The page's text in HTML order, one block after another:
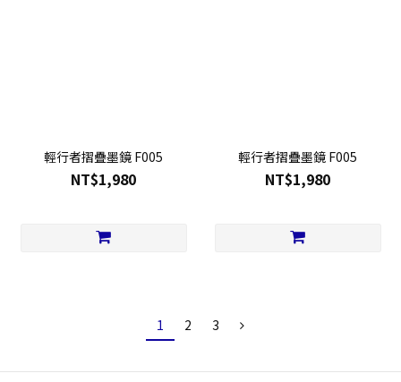
輕行者摺疊墨鏡 F005
NT$1,980
輕行者摺疊墨鏡 F005
NT$1,980
1 2 3